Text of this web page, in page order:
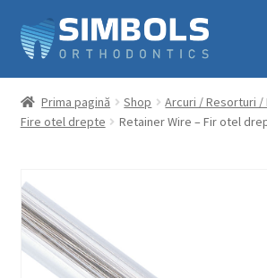
Prima pagină Shop
Arcuri / Resorturi
Fire otel drepte
Retainer Wire – Fir otel